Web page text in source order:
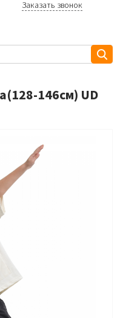
Заказать звонок
146см) UD